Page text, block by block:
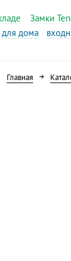
Замки
для дома
Главная